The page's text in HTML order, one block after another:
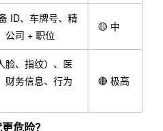
ID、车牌号、精
公司 + 职位
🟡 中
脸、指纹）、医
财务信息、行为
🔴 极高
危险？